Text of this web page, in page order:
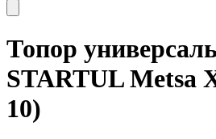
Топор
STARTUL Metsa
10)